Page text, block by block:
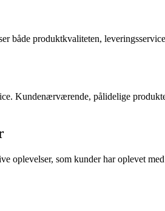
både produktkvaliteten,
Kundenærværende, pålidelige
oplevelser, som kunder har oplevet